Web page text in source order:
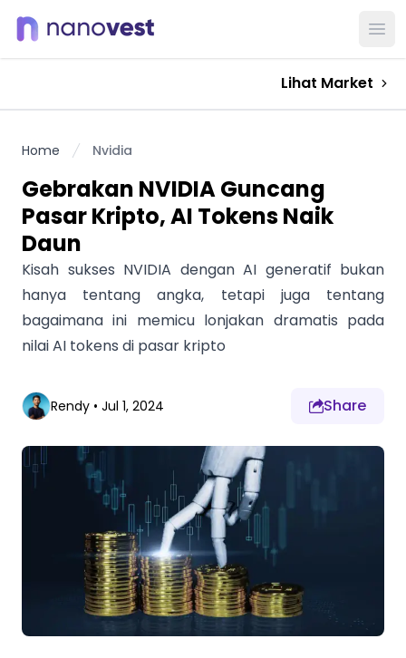
Lihat Market
Home Nvidia
Gebrakan NVIDIA Guncang
Pasar Kripto, AI Tokens Naik
Daun
Kisah sukses NVIDIA dengan AI generatif bukan
hanya tentang angka, tetapi juga tentang
bagaimana ini memicu lonjakan dramatis pada
nilai AI tokens di pasar kripto
Rendy • Jul 1, 2024 Share